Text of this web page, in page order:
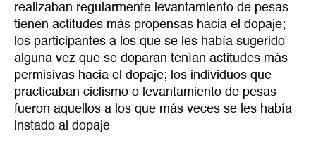
realizaban regularmente levantamiento de pesas
tienen actitudes más propensas hacia el dopaje;
los participantes a los que se les había sugerido
alguna vez que se doparan tenían actitudes más
permisivas hacia el dopaje; los individuos que
practicaban ciclismo o levantamiento de pesas
fueron aquellos a los que más veces se les había
instado al dopaje